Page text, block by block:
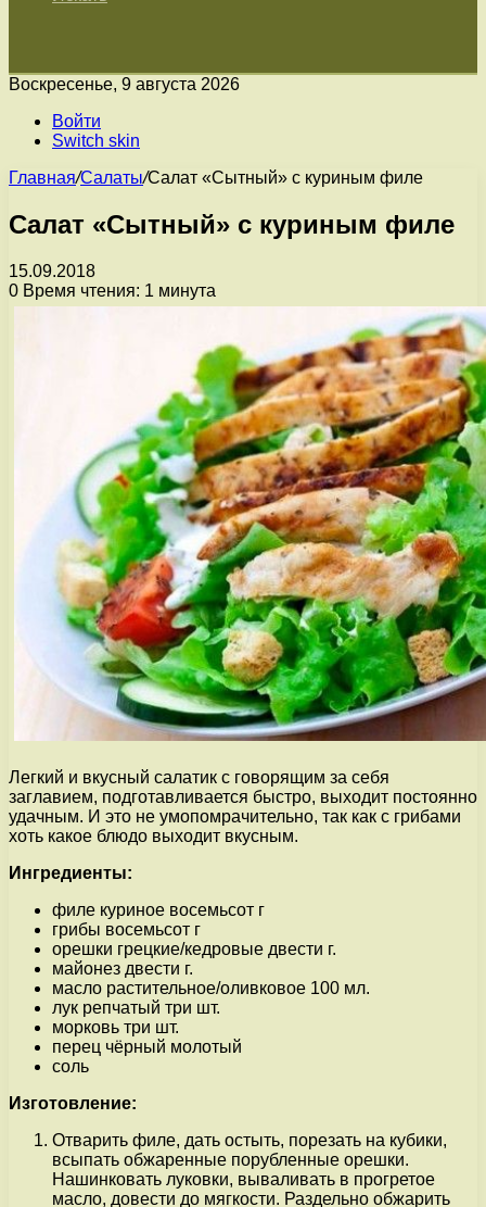
Воскресенье, 9 августа 2026
Войти
Switch skin
Главная/Салаты/Салат «Сытный» с куриным филе
Салат «Сытный» с куриным филе
15.09.2018
0 Время чтения: 1 минута
Легкий и вкусный салатик с говорящим за себя
заглавием, подготавливается быстро, выходит постоянно
удачным. И это не умопомрачительно, так как с грибами
хоть какое блюдо выходит вкусным.
Ингредиенты:
филе куриное восемьсот г
грибы восемьсот г
орешки грецкие/кедровые двести г.
майонез двести г.
масло растительное/оливковое 100 мл.
лук репчатый три шт.
морковь три шт.
перец чёрный молотый
соль
Изготовление:
Отварить филе, дать остыть, порезать на кубики,
всыпать обжаренные порубленные орешки.
Нашинковать луковки, вываливать в прогретое
масло, довести до мягкости. Раздельно обжарить